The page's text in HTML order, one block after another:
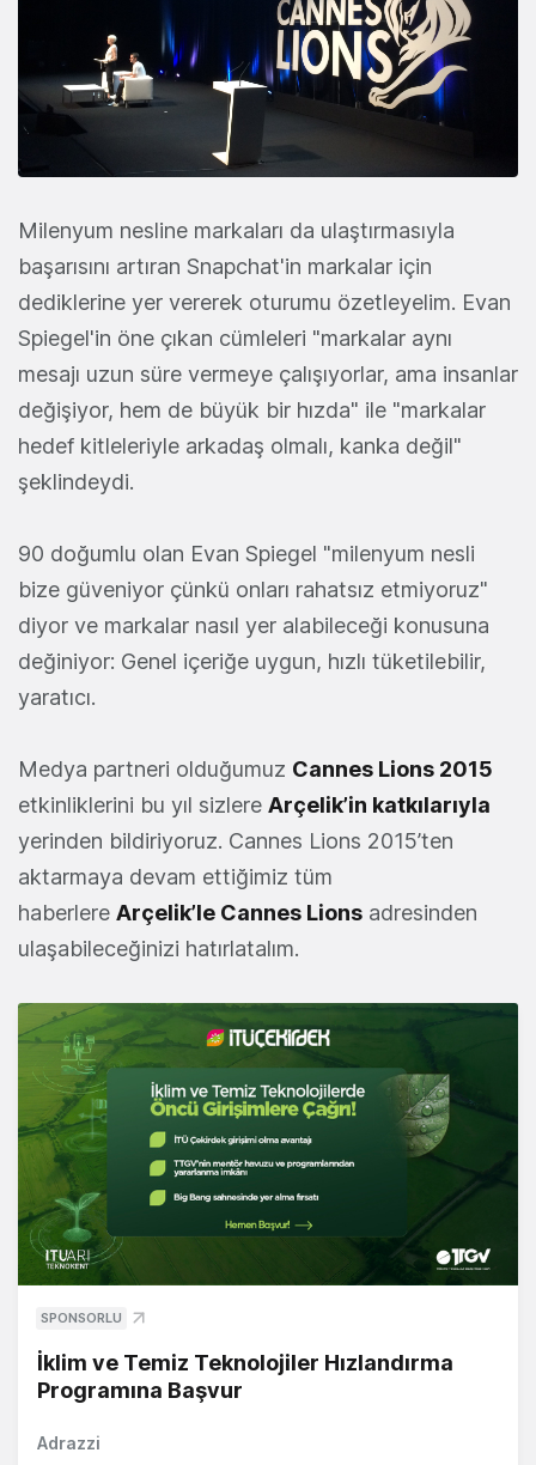
Milenyum nesline markaları da ulaştırmasıyla
başarısını artıran Snapchat'in markalar için
dediklerine yer vererek oturumu özetleyelim. Evan
Spiegel'in öne çıkan cümleleri "markalar aynı
mesajı uzun süre vermeye çalışıyorlar, ama insanlar
değişiyor, hem de büyük bir hızda" ile "markalar
hedef kitleleriyle arkadaş olmalı, kanka değil"
şeklindeydi.
90 doğumlu olan Evan Spiegel "milenyum nesli
bize güveniyor çünkü onları rahatsız etmiyoruz"
diyor ve markalar nasıl yer alabileceği konusuna
değiniyor: Genel içeriğe uygun, hızlı tüketilebilir,
yaratıcı.
Medya partneri olduğumuz Cannes Lions 2015
etkinliklerini bu yıl sizlere Arçelik’in katkılarıyla
yerinden bildiriyoruz. Cannes Lions 2015’ten
aktarmaya devam ettiğimiz tüm
haberlere Arçelik’le Cannes Lions adresinden
ulaşabileceğinizi hatırlatalım.
SPONSORLU
İklim ve Temiz Teknolojiler Hızlandırma
Programına Başvur
Adrazzi